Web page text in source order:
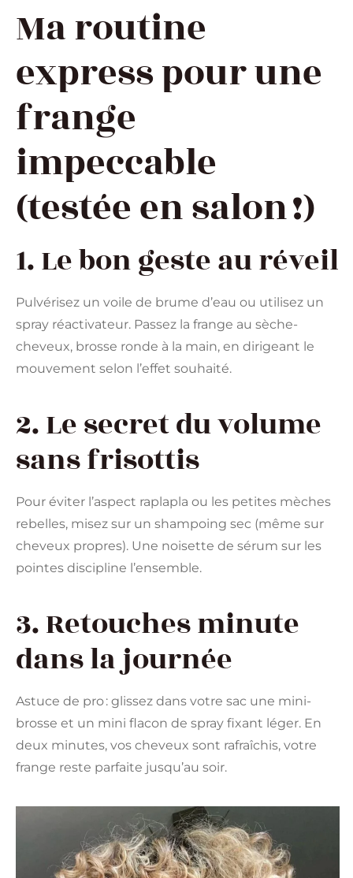
Ma routine
express pour une
frange
impeccable
(testée en salon !)
1. Le bon geste au réveil
Pulvérisez un voile de brume d’eau ou utilisez un
spray réactivateur. Passez la frange au sèche-
cheveux, brosse ronde à la main, en dirigeant le
mouvement selon l’effet souhaité.
2. Le secret du volume
sans frisottis
Pour éviter l’aspect raplapla ou les petites mèches
rebelles, misez sur un shampoing sec (même sur
cheveux propres). Une noisette de sérum sur les
pointes discipline l’ensemble.
3. Retouches minute
dans la journée
Astuce de pro : glissez dans votre sac une mini-
brosse et un mini flacon de spray fixant léger. En
deux minutes, vos cheveux sont rafraîchis, votre
frange reste parfaite jusqu’au soir.